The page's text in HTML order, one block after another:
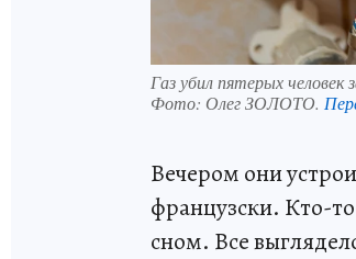
Газ убил пятерых
Фото: Олег ЗОЛОТО.
Вечером они
французски. Кто-
сном. Все